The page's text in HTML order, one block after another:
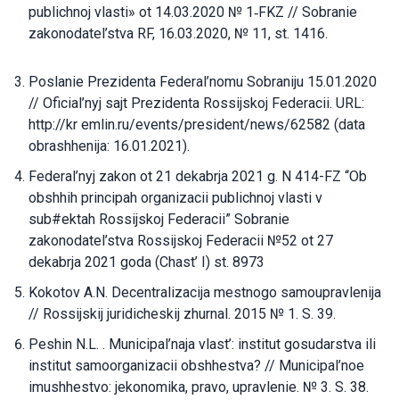
publichnoj vlasti» ot 14.03.2020 № 1‐FKZ // Sobranie
zakonodatel’stva RF, 16.03.2020, № 11, st. 1416.
Poslanie Prezidenta Federal’nomu Sobraniju 15.01.2020
// Oficial’nyj sajt Prezidenta Rossijskoj Federacii. URL:
http://kr emlin.ru/events/president/news/62582 (data
obrashhenija: 16.01.2021).
Federal’nyj zakon ot 21 dekabrja 2021 g. N 414-FZ “Ob
obshhih principah organizacii publichnoj vlasti v
sub#ektah Rossijskoj Federacii” Sobranie
zakonodatel’stva Rossijskoj Federacii №52 ot 27
dekabrja 2021 goda (Chast’ I) st. 8973
Kokotov A.N. Decentralizacija mestnogo samoupravlenija
// Rossijskij juridicheskij zhurnal. 2015 № 1. S. 39.
Peshin N.L. . Municipal’naja vlast’: institut gosudarstva ili
institut samoorganizacii obshhestva? // Municipal’noe
imushhestvo: jekonomika, pravo, upravlenie. № 3. S. 38.